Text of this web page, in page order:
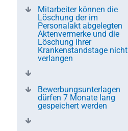
Mitarbeiter können die
Löschung der im
Personalakt abgelegten
Aktenvermerke und die
Löschung ihrer
Krankenstandstage nicht
verlangen
Bewerbungsunterlagen
dürfen 7 Monate lang
gespeichert werden